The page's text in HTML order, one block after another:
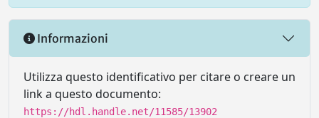
Informazioni
Utilizza questo identificativo per citare o creare un
link a questo documento:
https://hdl.handle.net/11585/13902